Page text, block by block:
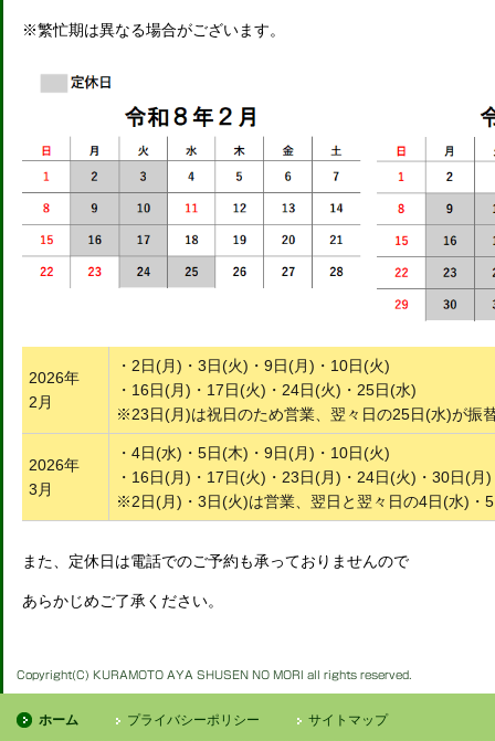
※繁忙期は異なる場合がございます。
2026年
2月
・2日(月)・3日(火)・9日(月)・10日(火)
・16日(月)・17日(火)・24日(火)・25日(水)
※23日(月)は祝日のため営業、翌々日の25日(水)が振
2026年
3月
・4日(水)・5日(木)・9日(月)・10日(火)
・16日(月)・17日(火)・23日(月)・24日(火)・30日(月
※2日(月)・3日(火)は営業、翌日と翌々日の4日(水)・
また、定休日は電話でのご予約も承っておりませんので
あらかじめご了承ください。
ホーム プライバシーポリシー サイトマップ